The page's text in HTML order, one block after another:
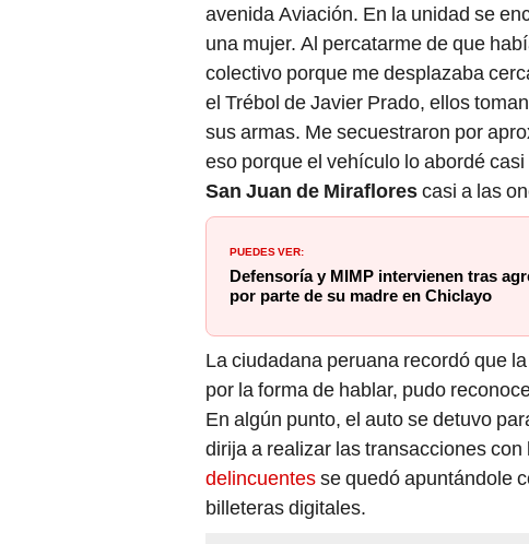
avenida Aviación. En la unidad se
una mujer. Al percatarme de que
colectivo porque me desplazaba
el Trébol de Javier Prado, ellos
sus armas. Me secuestraron por
eso porque el vehículo lo abordé
San Juan de Miraflorescasi a las
PUEDES VER:
Defensoría y MIMP intervienen tras
por parte de su madre en Chiclayo
La ciudadana peruana recordó que
por la forma de hablar, pudo
En algún punto, el auto se detuvo
dirija a realizar las transacciones
delincuentesse quedó apuntándole
billeteras digitales.